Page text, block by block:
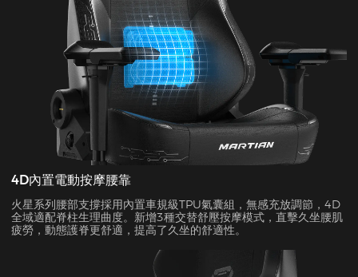
4D內置電動按摩腰靠
火星系列腰部支撐採用內置車規級TPU氣囊組，無感充放調節，4D
全域適配脊柱生理曲度。新增3種交替舒壓按摩模式，直擊久坐腰肌
疲勞，動態護脊更舒適，提高了久坐的舒適性。